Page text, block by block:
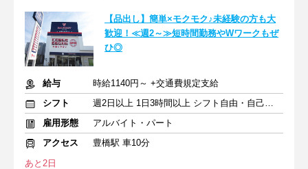
【品出し】簡単×モクモク♪未経験の方も大
歓迎！≪週2～≫短時間勤務やWワークもぜ
ひ◎
給与
時給1140円～ +交通費規定支給
シフト
週2日以上 1日3時間以上 シフト自由・自己申告
雇用形態
アルバイト・パート
アクセス
豊橋駅 車10分
あと2日